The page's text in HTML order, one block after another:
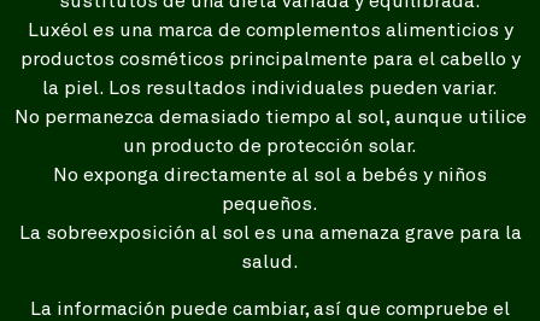
Luxéol es una marca de complementos alimenticios y
productos cosméticos principalmente para el cabello y
la piel. Los resultados individuales pueden variar.
No permanezca demasiado tiempo al sol, aunque utilice
un producto de protección solar.
No exponga directamente al sol a bebés y niños
pequeños.
La sobreexposición al sol es una amenaza grave para la
salud.
La información puede cambiar, así que compruebe el